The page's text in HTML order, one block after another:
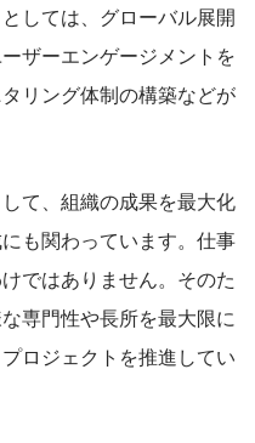
しては、グローバル展開
ザーエンゲージメントを
リング体制の構築などが
て、組織の成果を最大化
も関わっています。仕事
ではありません。そのた
専門性や長所を最大限に
ロジェクトを推進してい